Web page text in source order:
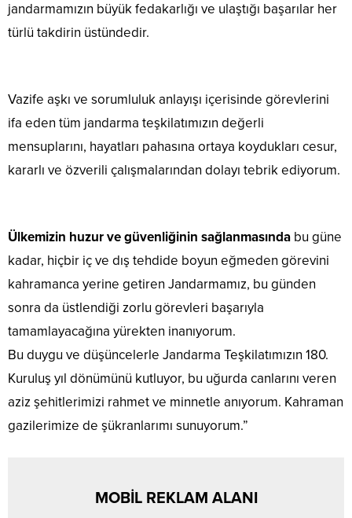
jandarmamızın büyük fedakarlığı ve ulaştığı başarılar her
türlü takdirin üstündedir.
Vazife aşkı ve sorumluluk anlayışı içerisinde görevlerini
ifa eden tüm jandarma teşkilatımızın değerli
mensuplarını, hayatları pahasına ortaya koydukları cesur,
kararlı ve özverili çalışmalarından dolayı tebrik ediyorum.
Ülkemizin huzur ve güvenliğinin sağlanmasında bu güne
kadar, hiçbir iç ve dış tehdide boyun eğmeden görevini
kahramanca yerine getiren Jandarmamız, bu günden
sonra da üstlendiği zorlu görevleri başarıyla
tamamlayacağına yürekten inanıyorum.
Bu duygu ve düşüncelerle Jandarma Teşkilatımızın 180.
Kuruluş yıl dönümünü kutluyor, bu uğurda canlarını veren
aziz şehitlerimizi rahmet ve minnetle anıyorum. Kahraman
gazilerimize de şükranlarımı sunuyorum.”
MOBİL REKLAM ALANI